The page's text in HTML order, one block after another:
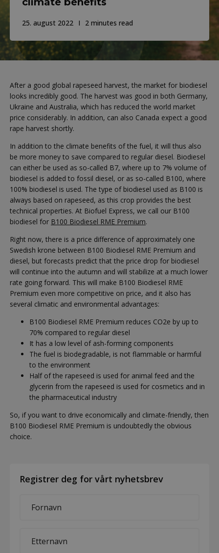
25. august 2022 2 minutes read
After a good global rapeseed harvest, the market for biodiesel
looks incredibly good. The harvest was good in both Germany,
Ukraine and Australia, which has reduced the world market
price considerably. In addition, can also Canada expect a good
rape harvest shortly.
In addition to the climate benefits of the fuel, it will thus also
be more money to save compared to regular diesel. Biodiesel
can either be used as so-called B7, where up to 7% volume of
biodiesel is added to fossil diesel, or as so-called B100, where
100% biodiesel is used. The type of biodiesel used as B100 is
always based on rapeseed, as this crop provides the best
technical properties. At Biofuel Express, we call our B100
biodiesel for B100 Biodiesel RME Premium.
Right now, there is a price difference of approximately one
Swedish krone between B100 Biodiesel RME Premium and
diesel, but forecasts predict that the price drop for biodiesel
will continue into the autumn and will stabilize at a much lower
rate going forward. This will make B100 Biodiesel RME
Premium even more competitive on price, and it also has
several climatic and environmental advantages:
B100 Biodiesel RME Premium reduces CO2e by up to
70% compared to regular diesel
It has a low level of ash-forming components
The fuel is biodegradable, is not flammable or harmful
to the environment
Half of the rapeseed is used for animal feed and the
glycerin from the rapeseed is used for cosmetics and in
the pharmaceutical industry
So, if you want to drive economically and climate-friendly, then
B100 Biodiesel RME Premium is undoubtedly the obvious
choice.
Registrer deg for vårt nyhetsbrev
name
name